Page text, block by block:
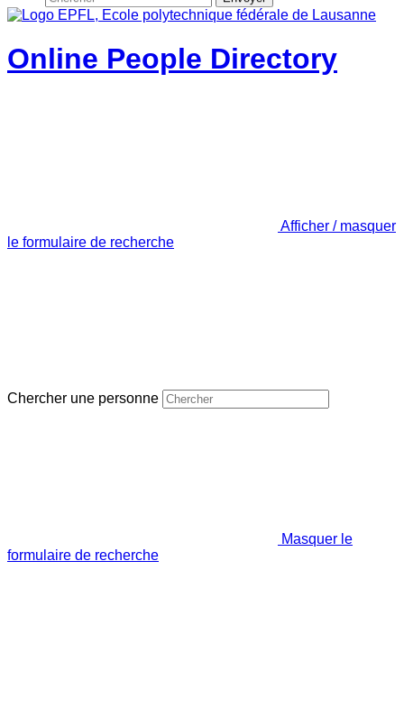
Online People Directory
Afficher / masquer
le formulaire de recherche
Chercher une personne
Masquer le
formulaire de recherche